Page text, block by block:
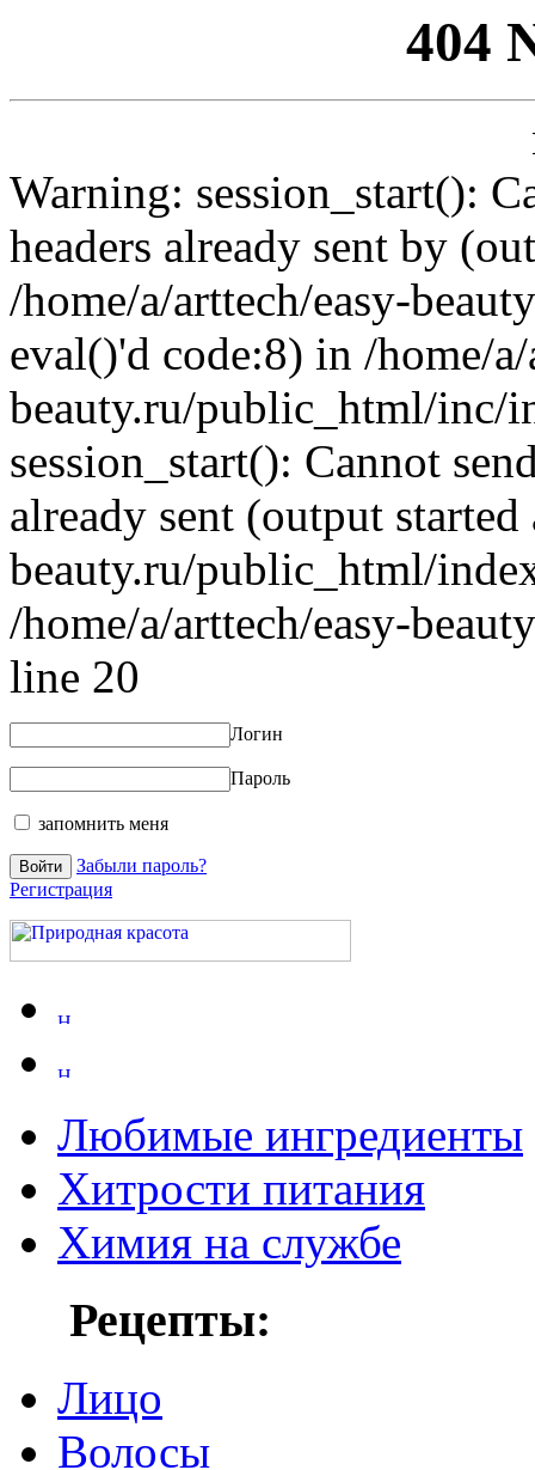
404
Warning: session_start():
headers already sent by
/home/a/arttech/easy-
eval()'d code:8) in /home/
beauty.ru/public_html/inc/
session_start(): Cannot
already sent (output
beauty.ru/public_html/
/home/a/arttech/easy-
line 20
Логин
Пароль
запомнить меня
Забыли пароль?
Регистрация
Любимые ингредиенты
Хитрости питания
Химия на службе
Рецепты:
Лицо
Волосы